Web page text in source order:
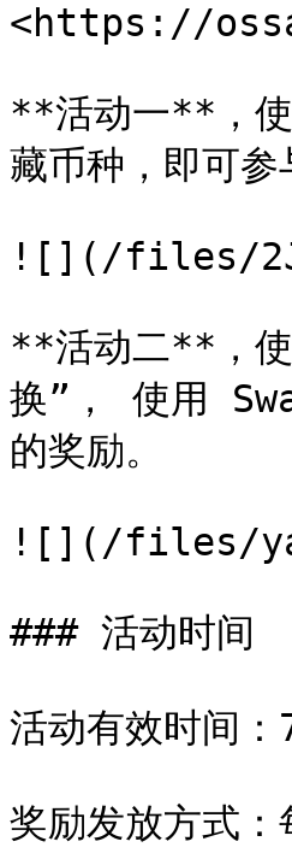
<https://
**活动一**，
藏币种，即可
![](/files/
**活动二**，
换”， 使用
的奖励。
![](/files/
### 活动时间
活动有效时间